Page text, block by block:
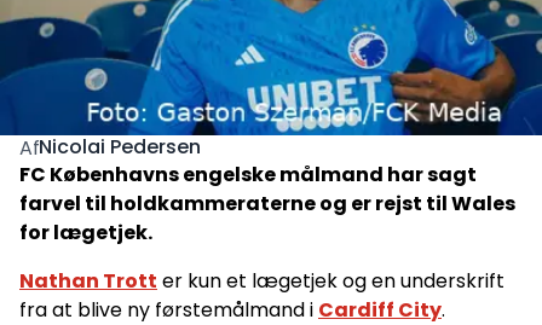
AfNicolai Pedersen
FC Københavns engelske målmand har sagt
farvel til holdkammeraterne og er rejst til Wales
for lægetjek.
Nathan Trott er kun et lægetjek og en underskrift
fra at blive ny førstemålmand i Cardiff City.